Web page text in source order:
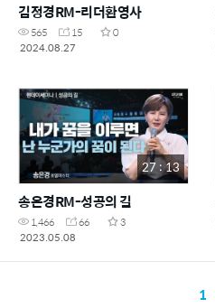
김정경RM-리더환영사
565 15
0
2024.08.27
27 : 13
송은경RM-성공의 길
1,466 66
3
2023.05.08
1